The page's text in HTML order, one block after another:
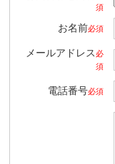
須
お名前必須
メールアドレス 必
須
電話番号必須